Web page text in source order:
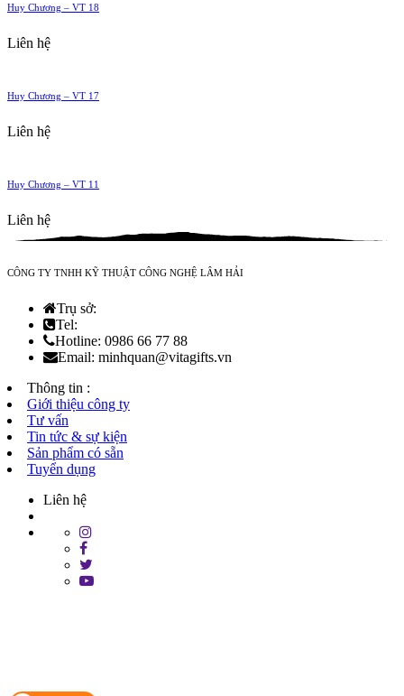
Huy Chương – VT 18
Liên hệ
Huy Chương – VT 17
Liên hệ
Huy Chương – VT 11
Liên hệ
CÔNG TY TNHH KỸ THUẬT CÔNG NGHỆ LÂM HẢI
Trụ sở:
Tel:
Hotline: 0986 66 77 88
Email: minhquan@vitagifts.vn
Thông tin :
Giới thiệu công ty
Tư vấn
Tin tức & sự kiện
Sản phẩm có sẵn
Tuyển dụng
Liên hệ